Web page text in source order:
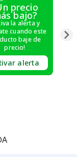
precio
bajo?
la alerta y
cuando este
baje de
precio!
alerta